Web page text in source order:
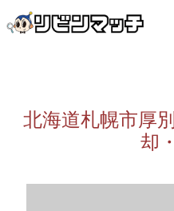
北海道札幌市厚
却